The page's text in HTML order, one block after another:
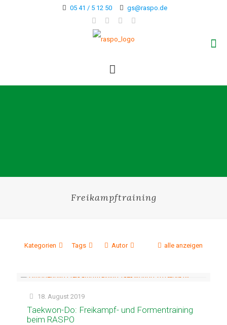
05 41 / 5 12 50 gs@raspo.de
Freikampftraining
Kategorien Tags Autor alle anzeigen
18. August 2019
Taekwon-Do: Freikampf- und Formentraining
beim RASPO